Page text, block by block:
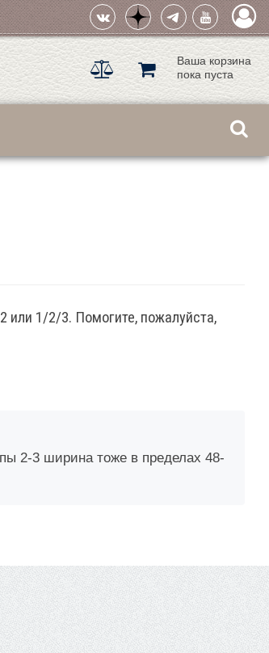
Ваша корзина
пока пуста
или 1/2/3. Помогите, пожалуйста,
2-3 ширина тоже в пределах 48-